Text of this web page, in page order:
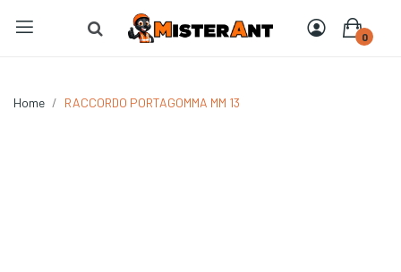
0
Home RACCORDO PORTAGOMMA MM 13